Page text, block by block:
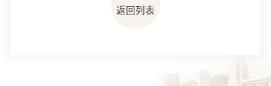
返回列表